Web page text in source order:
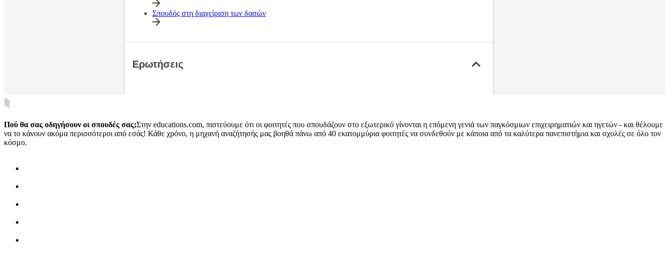
Σπουδός στη διαχείριση των δασών
Ερωτήσεις
Πού θα σας οδηγήσουν οι σπουδές σας;Στην educations.com, πιστεύουμε ότι οι φοιτητές που σπουδάζουν στο εξωτερικό γίνονται η επόμενη γενιά των παγκόσμιων επιχειρηματιών και ηγετών - και θέλουμε
να το κάνουν ακόμα περισσότεροι από εσάς! Κάθε χρόνο, η μηχανή αναζήτησής μας βοηθά πάνω από 40 εκατομμύρια φοιτητές να συνδεθούν με κάποια από τα καλύτερα πανεπιστήμια και σχολές σε όλο τον
κόσμο.